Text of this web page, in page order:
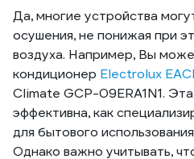
Да, многие устройства
осушения, не понижая при
воздуха. Например, Вы
кондиционер Electrolux
Climate GCP-09ERA1N1.
эффективна, как
для бытового
Однако важно учитывать,